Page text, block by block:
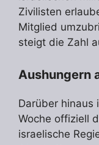
Zivilisten
Mitglied
steigt die Zahl
Aushungern
Darüber hinaus
Woche offiziell
israelische